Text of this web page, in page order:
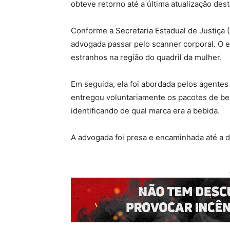
obteve retorno até a última atualização
Conforme a Secretaria Estadual de
advogada passar pelo scanner corporal. O
estranhos na região do quadril da mulher.
Em seguida, ela foi abordada pelos
entregou voluntariamente os pacotes de
identificando de qual marca era a bebida.
A advogada foi presa e encaminhada até